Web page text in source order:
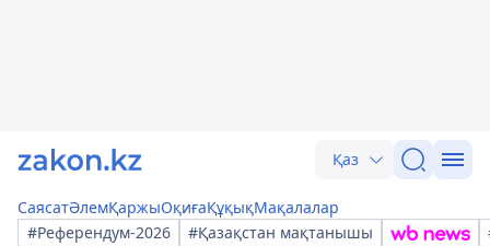
Қаз
СаясатӘлемҚаржыОқиғаҚұқықМақалалар
#Референдум-2026
#Қазақстан мақтанышы